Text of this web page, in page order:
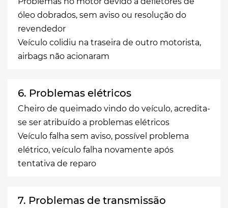
óleo dobrados, sem aviso ou resolução do
revendedor
Veículo colidiu na traseira de outro motorista,
airbags não acionaram
6. Problemas elétricos
Cheiro de queimado vindo do veículo, acredita-
se ser atribuído a problemas elétricos
Veículo falha sem aviso, possível problema
elétrico, veículo falha novamente após
tentativa de reparo
7. Problemas de transmissão